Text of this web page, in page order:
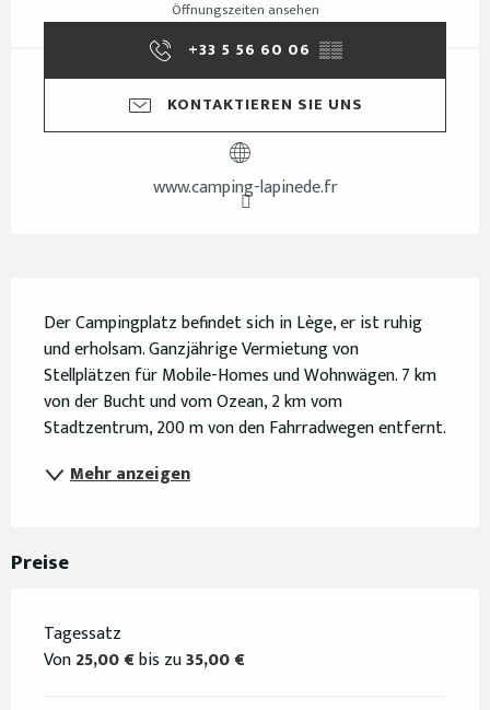
Öffnungszeiten ansehen
+33 5 56 60 06 ▒▒
KONTAKTIEREN SIE UNS
www.camping-lapinede.fr
Der Campingplatz befindet sich in Lège, er ist ruhig
und erholsam. Ganzjährige Vermietung von
Stellplätzen für Mobile-Homes und Wohnwägen. 7 km
von der Bucht und vom Ozean, 2 km vom
Stadtzentrum, 200 m von den Fahrradwegen entfernt.
Mehr anzeigen
Preise
Tagessatz
Von25,00 €bis zu35,00 €